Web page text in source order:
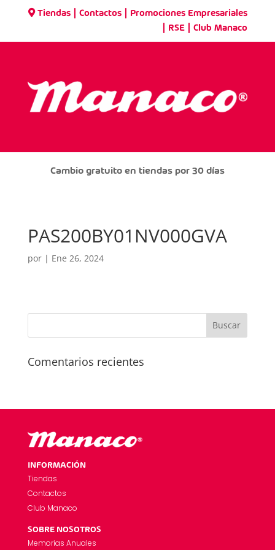
Tiendas |Contactos Promociones Empresariales
RSE |Club Manaco
Cambio gratuito en tiendas por 30 días
PAS200BY01NV000GVA
por | Ene 26, 2024
Comentarios recientes
INFORMACIÓN
Tiendas
Contactos
Club Manaco
SOBRE NOSOTROS
Memorias Anuales